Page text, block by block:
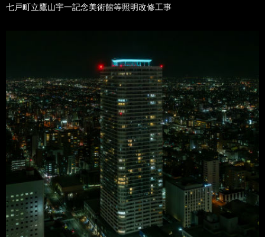
七戸町立鷹山宇一記念美術館等照明改修工事